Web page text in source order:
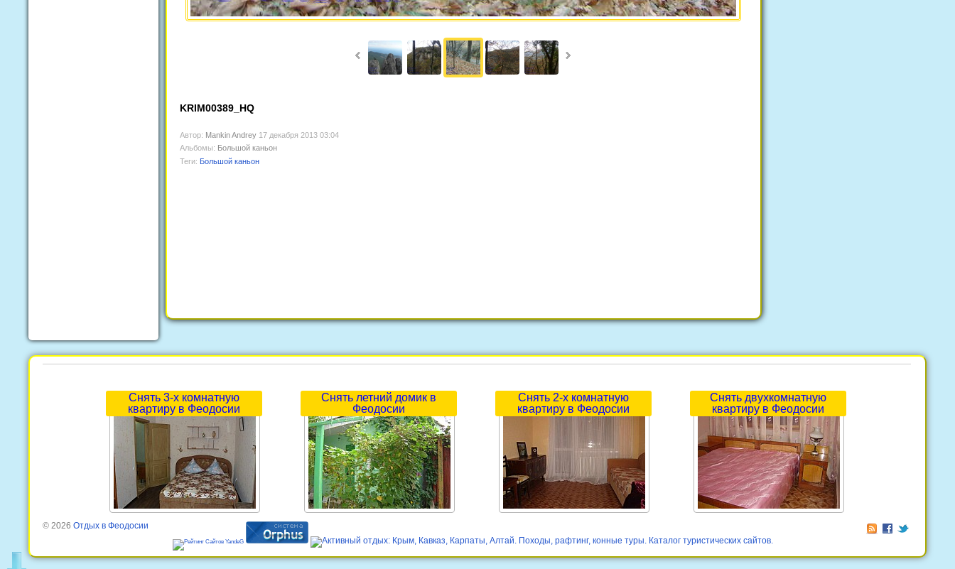
KRIM00389_HQ
Автор: Mankin Andrey 17 декабря 2013 03:04
Альбомы: Большой каньон
Теги: Большой каньон
Снять 3-х комнатную
квартиру в Феодосии
Снять летний домик в
Феодосии
Снять 2-х комнатную
квартиру в Феодосии
Снять двухкомнатную
квартиру в Феодосии
© 2026 Отдых в Феодосии